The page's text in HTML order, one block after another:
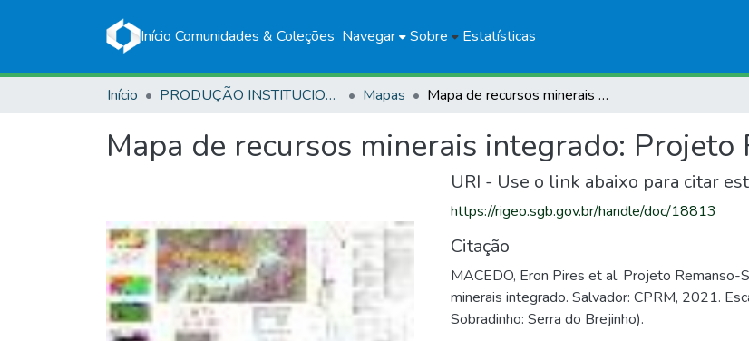
Início Comunidades & Coleções Navegar Sobre Estatísticas
Início PRODUÇÃO INSTITUCIONAL Mapas Mapa de recursos minerais integrado: Projeto Remanso-Sobradinho
Mapa de recursos minerais integrado: Projeto
URI - Use o link abaixo para citar
https://rigeo.sgb.gov.br/handle/doc/18813
Citação
MACEDO, Eron Pires et al. Projeto Remanso-
minerais integrado. Salvador: CPRM, 2021.
Sobradinho: Serra do Brejinho).